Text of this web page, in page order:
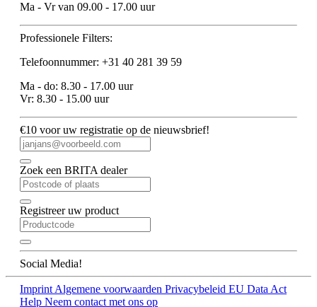
Ma - Vr van 09.00 - 17.00 uur
Professionele Filters:
Telefoonnummer: +31 40 281 39 59
Ma - do: 8.30 - 17.00 uur
Vr: 8.30 - 15.00 uur
€10 voor uw registratie op de nieuwsbrief!
Zoek een BRITA dealer
Registreer uw product
Social Media!
Imprint Algemene voorwaarden Privacybeleid EU Data Act
Help Neem contact met ons op